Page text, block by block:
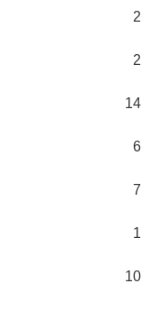
2
2
14
6
7
1
10